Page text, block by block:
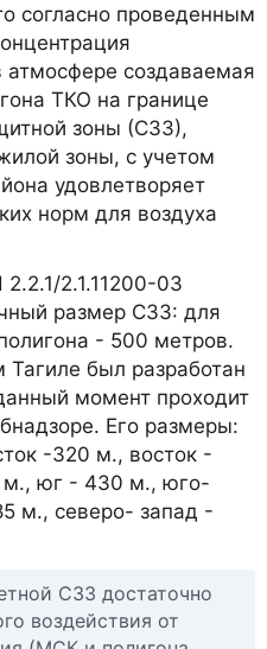
согласно проведенным
создаваемая
ТКО на границе
зоны (СЗЗ),
зоны, с учетом
удовлетворяет
норм для воздуха
2.1.11200-03
размер СЗЗ: для
- 500 метров.
был разработан
момент проходит
Его размеры:
-320 м., восток -
м., юг - 430 м., юго-
м., северо- запад -
СЗЗ достаточно
воздействия от